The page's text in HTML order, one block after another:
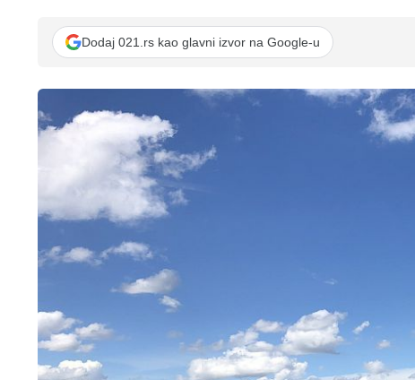
Dodaj 021.rs kao glavni izvor na Google-u